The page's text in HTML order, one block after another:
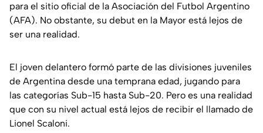
para el sitio oficial de la Asociación del Futbol Argentino
(AFA). No obstante, su debut en la Mayor está lejos de
ser una realidad.
El joven delantero formó parte de las divisiones juveniles
de Argentina desde una temprana edad, jugando para
las categorías Sub-15 hasta Sub-20. Pero es una realidad
que con su nivel actual está lejos de recibir el llamado de
Lionel Scaloni.